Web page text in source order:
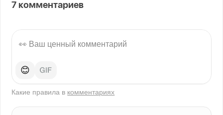
7 комментариев
😊
Какие правила в комментариях